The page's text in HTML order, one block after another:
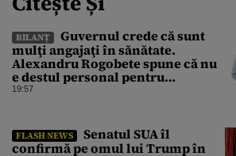
BILANȚ
Guvernul crede că sunt
mulţi angajaţi în sănătate.
Alexandru Rogobete spune că nu
e destul personal pentru
combaterea infecţiilor
19:57
FLASH NEWS
Senatul SUA îl
confirmă pe omul lui Trump în